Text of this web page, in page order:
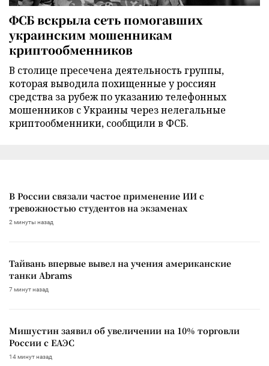
ФСБ вскрыла сеть помогавших
украинским мошенникам
криптообменников
В столице пресечена деятельность группы,
которая выводила похищенные у россиян
средства за рубеж по указанию телефонных
мошенников с Украины через нелегальные
криптообменники, сообщили в ФСБ.
В России связали частое применение ИИ с
тревожностью студентов на экзаменах
2 минуты назад
Тайвань впервые вывел на учения американские
танки Abrams
7 минут назад
Мишустин заявил об увеличении на 10% торговли
России с ЕАЭС
14 минут назад